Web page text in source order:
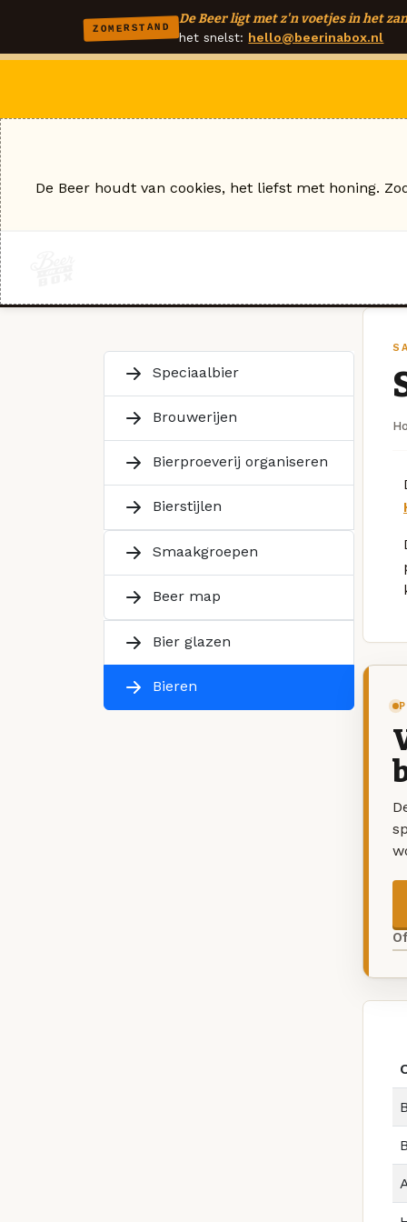
ZOMERSTAND
De Beer ligt met z'n voetjes in het
het snelst: hello@beerinabox.nl
Speciaalbier
Brouwerijen
Bierproeverij organiseren
Bierstijlen
Smaakgroepen
Beer map
Bier glazen
Bieren
De Beer houdt van cookies, het liefst met honing.